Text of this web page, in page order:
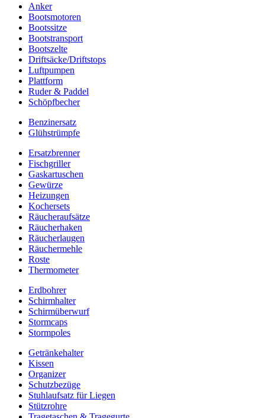
Anker
Bootsmotoren
Bootssitze
Bootstransport
Bootszelte
Driftsäcke/Driftstops
Luftpumpen
Plattform
Ruder & Paddel
Schöpfbecher
Benzinersatz
Glühstrümpfe
Ersatzbrenner
Fischgriller
Gaskartuschen
Gewürze
Heizungen
Kochersets
Räucheraufsätze
Räucherhaken
Räucherlaugen
Räuchermehle
Roste
Thermometer
Erdbohrer
Schirmhalter
Schirmüberwurf
Stormcaps
Stormpoles
Getränkehalter
Kissen
Organizer
Schutzbezüge
Stuhlaufsatz für Liegen
Stützrohre